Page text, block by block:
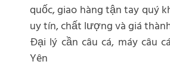
quốc, giao hàng tận tay quý
uy tín, chất lượng và giá
Đại lý cần câu cá, máy câu
Yên